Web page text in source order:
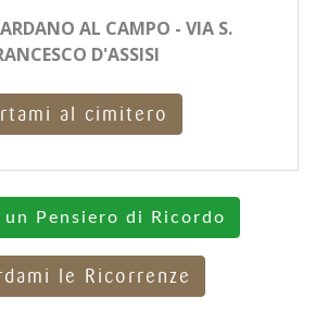
AL CAMPO - VIA S.
D'ASSISI
al cimitero
un Pensiero di Ricordo
le Ricorrenze